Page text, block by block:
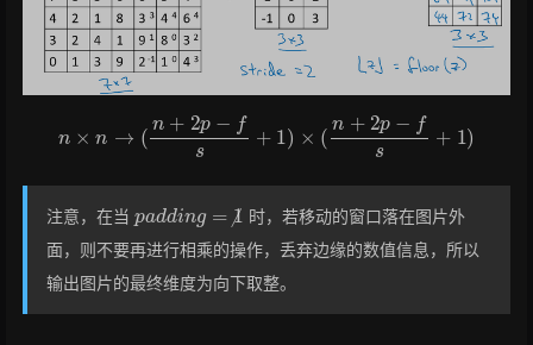
→ ( +2 −f 2 − fs+
注意，在当
d d 1
时，若移动的窗口落在图片外
面，则不要再进行相乘的操作，丢弃边缘的数值信息，所以
输出图片的最终维度为向下取整。